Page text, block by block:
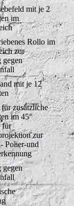
mit je 2
im
Rollo im
zur
gegen
mit je 12
zusätzliche
im 45°
für
zur
Polier-und
gegen